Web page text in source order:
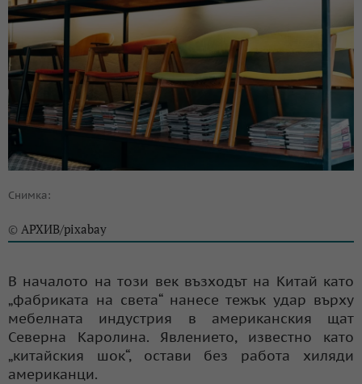
Снимка:
© АРХИВ/pixabay
В началото на този век възходът на Китай като
„фабриката на света“ нанесе тежък удар върху
мебелната индустрия в американския щат
Северна Каролина. Явлението, известно като
„китайския шок“, остави без работа хиляди
американци.